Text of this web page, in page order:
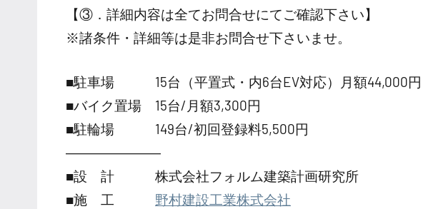
【③．詳細内容は全てお問合せにてご確認下さい】
※諸条件・詳細等は是非お問合せ下さいませ。
■駐車場 15台（平置式・内6台EV対応）月額44,000円
■バイク置場 15台/月額3,300円
■駐輪場 149台/初回登録料5,500円
―――――――
■設 計 株式会社フォルム建築計画研究所
■施 工 野村建設工業株式会社